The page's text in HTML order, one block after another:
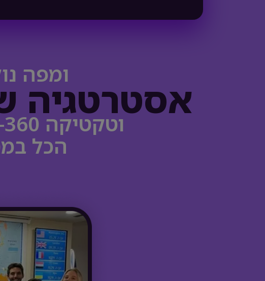
ומפה
אסטרטגיה
וטקטיקה 360- מכירות, פיננסים, גיוס והכשרה.
הכל